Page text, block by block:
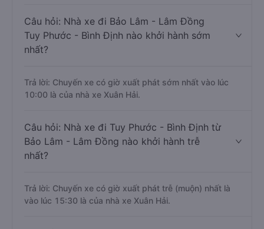
Câu hỏi: Nhà xe đi Bảo Lâm - Lâm Đồng
Tuy Phước - Bình Định nào khởi hành sớm
nhất?
Trả lời: Chuyến xe có giờ xuất phát sớm nhất vào lúc
10:00 là của nhà xe Xuân Hải.
Câu hỏi: Nhà xe đi Tuy Phước - Bình Định từ
Bảo Lâm - Lâm Đồng nào khởi hành trễ
nhất?
Trả lời: Chuyến xe có giờ xuất phát trễ (muộn) nhất là
vào lúc 15:30 là của nhà xe Xuân Hải.